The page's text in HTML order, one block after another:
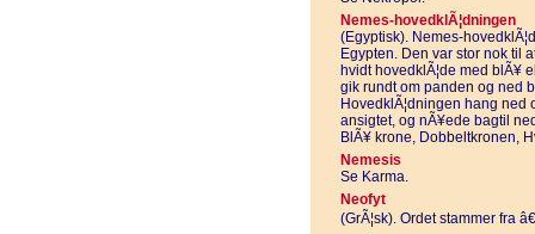
Nemes-hovedklÃ¦dningen
(Egyptisk). Nemes-
Egypten. Den var stor nok til
hvidt hovedklÃ¦de med blÃ¥
gik rundt om panden og ned
HovedklÃ¦dningen hang
ansigtet, og nÃ¥ede bagtil
BlÃ¥ krone, Dobbeltkronen,
Nemesis
Se Karma.
Neofyt
(GrÃ¦sk). Ordet stammer fra